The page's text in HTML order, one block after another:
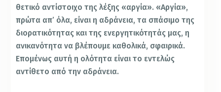
θετικό αντίστοιχο της λέξης «αργία». «Αργία»,
πρώτα απ’ όλα, είναι η αδράνεια, τα σπάσιμο της
διορατικότητας και της ενεργητικότητάς μας, η
ανικανότητα να βλέπουμε καθολικά, σφαιρικά.
Επομένως αυτή η ολότητα είναι το εντελώς
αντίθετο από την αδράνεια.